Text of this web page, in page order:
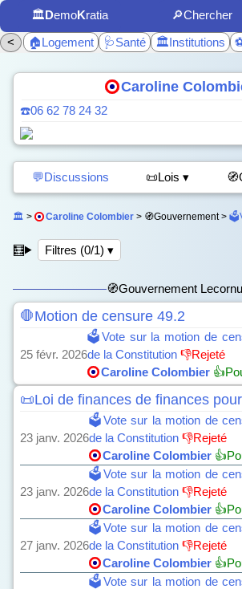
🏛️DemoKratia 🔎Chercher
<
🏠Logement 🩺Santé 🏛️Institutions
Caroline
☎️06 62 78 24 32
💬Discussions 📜Lois ▾
🏛️ > Caroline Colombier > 🧭Gouvernement >
🧮 Filtres (0/1) ▾
🧭Gouvernement
🛑Motion de censure 49.2
25 févr. 2026
🗳️Vote sur la motion de
de la Constitution 👎Rejeté
Caroline Colombier
📜Loi de finances de finances
23 janv. 2026
🗳️Vote sur la motion de
de la Constitution 👎Rejeté
Caroline Colombier
23 janv. 2026
🗳️Vote sur la motion de
de la Constitution 👎Rejeté
Caroline Colombier
27 janv. 2026
🗳️Vote sur la motion de
de la Constitution 👎Rejeté
Caroline Colombier
🗳️Vote sur la motion de